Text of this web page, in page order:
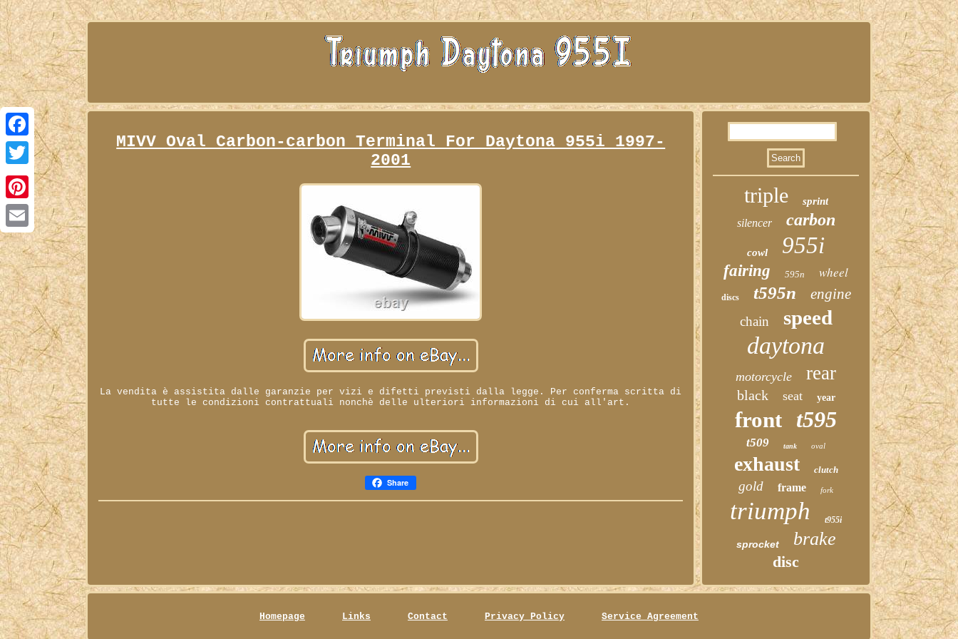
Facebook
Twitter
Pinterest
Email
MIVV Oval Carbon-carbon Terminal For Daytona 955i 1997-
2001
La vendita è assistita dalle garanzie per vizi e difetti previsti dalla legge. Per conferma scritta di
tutte le condizioni contrattuali nonchè delle ulteriori informazioni di cui all'art.
Share
triple sprint
silencer carbon
cowl 955i
fairing 595n wheel
discs t595n engine
chain speed
daytona
motorcycle rear
black seat year
front t595
t509 tank oval
exhaust clutch
gold frame fork
triumph t955i
sprocket brake
disc
Homepage Links Contact Privacy Policy Service Agreement